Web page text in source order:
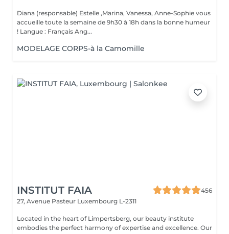
Diana (responsable) Estelle ,Marina, Vanessa, Anne-Sophie vous
accueille toute la semaine de 9h30 à 18h dans la bonne humeur
! Langue : Français Ang...
MODELAGE CORPS-à la Camomille
INSTITUT FAIA
456
27, Avenue Pasteur Luxembourg L-2311
Located in the heart of Limpertsberg, our beauty institute
embodies the perfect harmony of expertise and excellence. Our